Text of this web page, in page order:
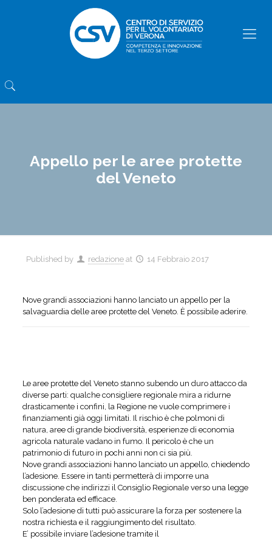
Appello per le aree protette
del Veneto
Published by redazione at 14 Febbraio 2017
Nove grandi associazioni hanno lanciato un appello per la
salvaguardia delle aree protette del Veneto. È possibile aderire.
Le aree protette del Veneto stanno subendo un duro attacco da
diverse parti: qualche consigliere regionale mira a ridurne
drasticamente i confini, la Regione ne vuole comprimere i
finanziamenti già oggi limitati. Il rischio è che polmoni di
natura, aree di grande biodiversità, esperienze di economia
agricola naturale vadano in fumo. Il pericolo è che un
patrimonio di futuro in pochi anni non ci sia più.
Nove grandi associazioni hanno lanciato un appello, chiedendo
l’adesione. Essere in tanti permetterà di imporre una
discussione che indirizzi il Consiglio Regionale verso una legge
ben ponderata ed efficace.
Solo l’adesione di tutti può assicurare la forza per sostenere la
nostra richiesta e il raggiungimento del risultato.
E’ possibile inviare l’adesione tramite il